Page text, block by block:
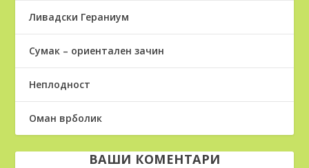
Ливадски Гераниум
Сумак – ориентален зачин
Неплодност
Оман врболик
ВАШИ КОМЕНТАРИ